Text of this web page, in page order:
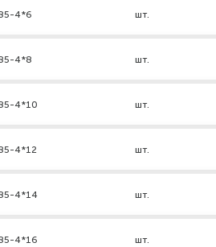
4*6 шт.
4*8 шт.
4*10 шт.
4*12 шт.
4*14 шт.
4*16 шт.